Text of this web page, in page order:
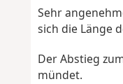
Sehr
sich die Länge
Der Abstieg
mündet.